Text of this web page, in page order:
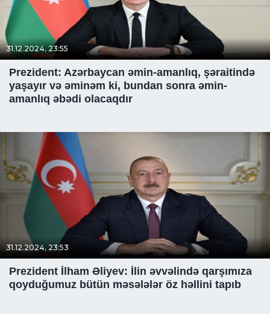
31.12.2024, 23:55
Prezident: Azərbaycan əmin-amanlıq, şəraitində
yaşayır və əminəm ki, bundan sonra əmin-
amanlıq əbədi olacaqdır
31.12.2024, 23:53
Prezident İlham Əliyev: İlin əvvəlində qarşımıza
qoyduğumuz bütün məsələlər öz həllini tapıb